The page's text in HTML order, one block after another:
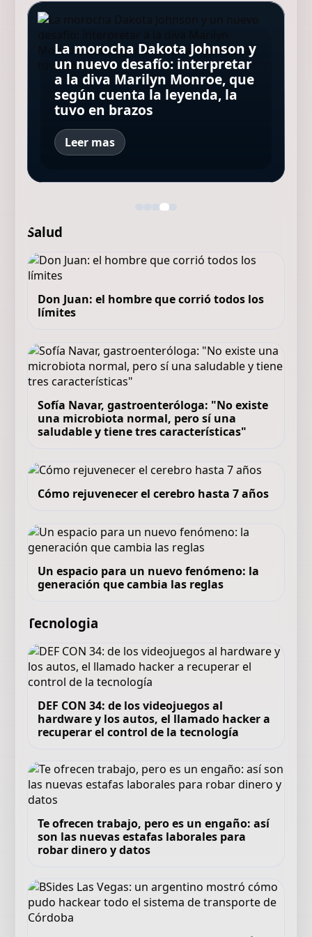
Los Beatles: cinco secretos
que esconde la icónica foto de
la tapa de "Abbey Road"
Qué ver en Disney+ hoy: las 10
series y películas que lideran
el ranking este sábado 8 de
agosto de 2026 en Argentina
Sharon Tate y su terrible final
en manos del Clan Manson
La morocha Dakota Johnson y
un nuevo desafío: interpretar
a la diva Marilyn Monroe, que
según cuenta la leyenda, la
tuvo en brazos
Leer mas
Minnie Driver, ex de Matt
Damon, contó que sobrevivió
a un grave accidente de
autos: "Estoy muy agradecida
de estar viva"
Salud
Don Juan: el hombre que corrió todos los
límites
Sofía Navar, gastroenteróloga: "No existe
una microbiota normal, pero sí una
saludable y tiene tres características"
Cómo rejuvenecer el cerebro hasta 7 años
Un espacio para un nuevo fenómeno: la
generación que cambia las reglas
Tecnologia
DEF CON 34: de los videojuegos al
hardware y los autos, el llamado hacker a
recuperar el control de la tecnología
Te ofrecen trabajo, pero es un engaño: así
son las nuevas estafas laborales para
robar dinero y datos